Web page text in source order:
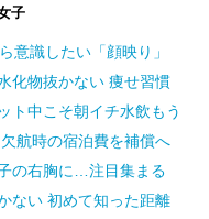
子
意識したい「顔映り」
化物抜かない 痩せ習慣
ト中こそ朝イチ水飲もう
航時の宿泊費を補償へ
の右胸に…注目集まる
ない 初めて知った距離